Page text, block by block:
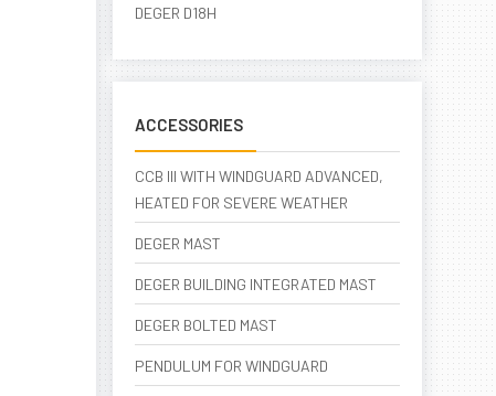
DEGER D18H
ACCESSORIES
CCB III WITH WINDGUARD ADVANCED,
HEATED FOR SEVERE WEATHER
DEGER MAST
DEGER BUILDING INTEGRATED MAST
DEGER BOLTED MAST
PENDULUM FOR WINDGUARD